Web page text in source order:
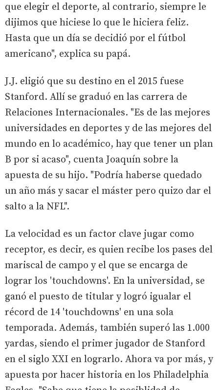
que elegir el deporte, al contrario, siempre le
dijimos que hiciese lo que le hiciera feliz.
Hasta que un día se decidió por el fútbol
americano", explica su papá.
J.J. eligió que su destino en el 2015 fuese
Stanford. Allí se graduó en las carrera de
Relaciones Internacionales. "Es de las mejores
universidades en deportes y de las mejores del
mundo en lo académico, hay que tener un plan
B por si acaso", cuenta Joaquín sobre la
apuesta de su hijo. "Podría haberse quedado
un año más y sacar el máster pero quizo dar el
salto a la NFL".
La velocidad es un factor clave jugar como
receptor, es decir, es quien recibe los pases del
mariscal de campo y el que se encarga de
lograr los 'touchdowns'. En la universidad, se
ganó el puesto de titular y logró igualar el
récord de 14 'touchdowns' en una sola
temporada. Además, también superó las 1.000
yardas, siendo el primer jugador de Stanford
en el siglo XXI en lograrlo. Ahora va por más, y
apuesta por hacer historia en los Philadelphia